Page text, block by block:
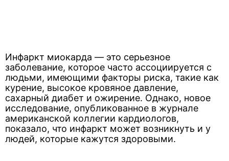
Инфаркт миокарда — это серьезное
заболевание, которое часто ассоциируется с
людьми, имеющими факторы риска, такие как
курение, высокое кровяное давление,
сахарный диабет и ожирение. Однако, новое
исследование, опубликованное в журнале
американской коллегии кардиологов,
показало, что инфаркт может возникнуть и у
людей, которые кажутся здоровыми.